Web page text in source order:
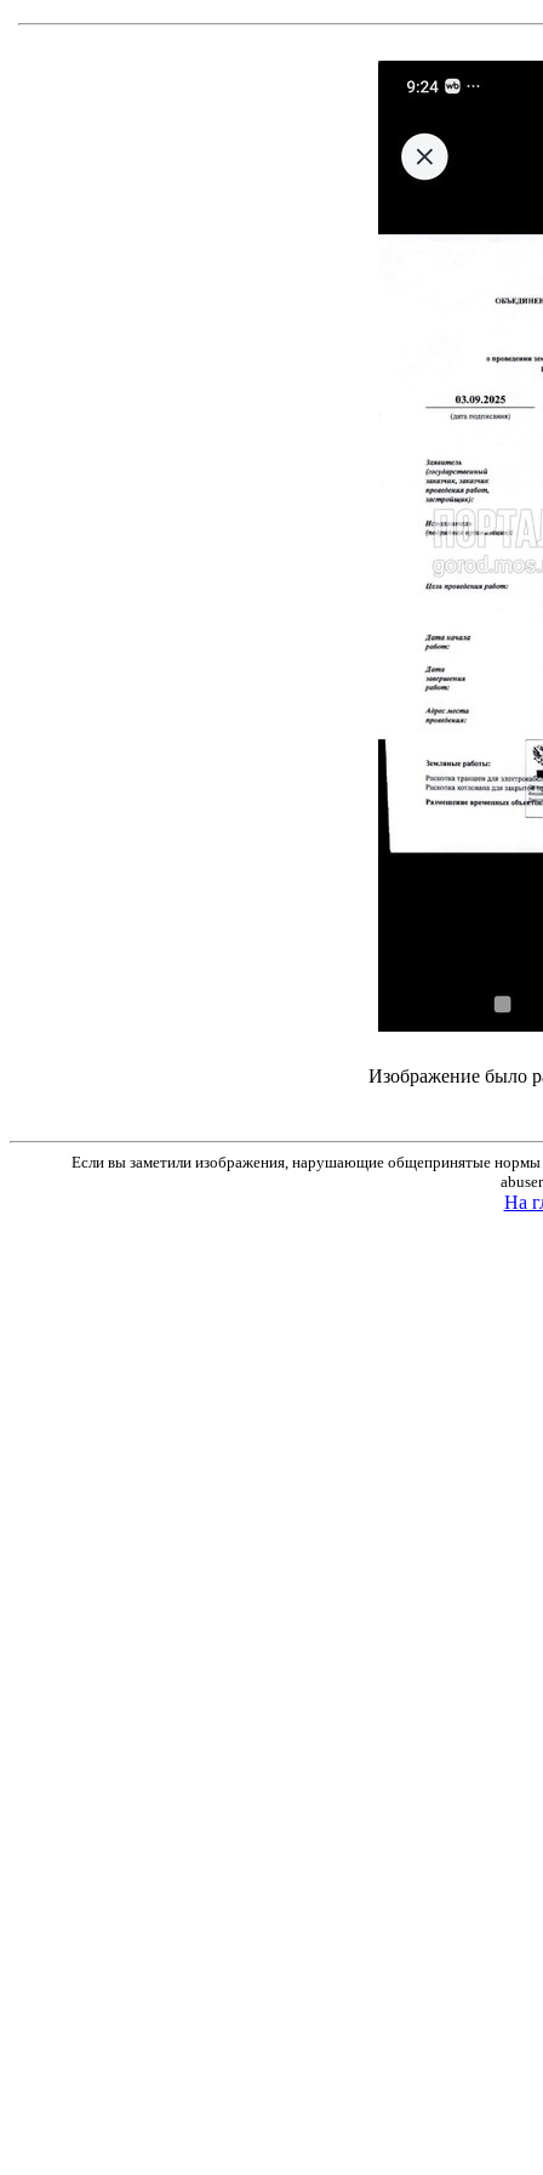
Изображение было
Если вы заметили изображения, нарушающие общепринятые нормы
На